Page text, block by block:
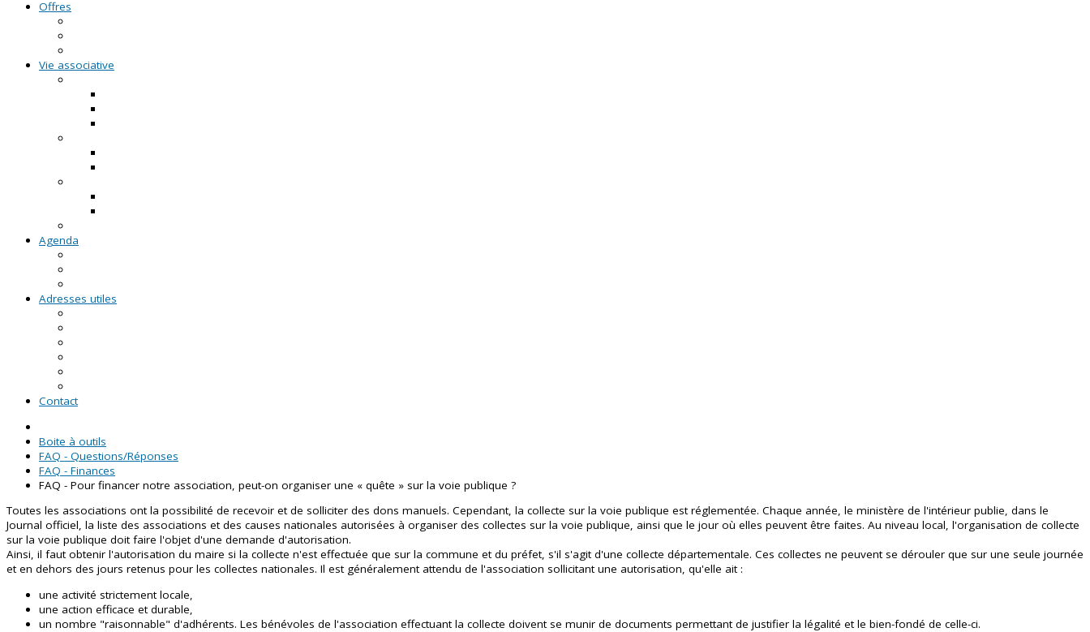
Offres
Vie associative
Agenda
Adresses utiles
Contact
Boite à outils
FAQ - Questions/Réponses
FAQ - Finances
FAQ - Pour financer notre association, peut-on organiser une « quête » sur la voie publique ?
Toutes les associations ont la possibilité de recevoir et de solliciter des dons manuels. Cependant, la collecte sur la voie publique est réglementée. Chaque année, le ministère de l'intérieur publie, dans le
Journal officiel, la liste des associations et des causes nationales autorisées à organiser des collectes sur la voie publique, ainsi que le jour où elles peuvent être faites. Au niveau local, l'organisation de collecte
sur la voie publique doit faire l'objet d'une demande d'autorisation.
Ainsi, il faut obtenir l'autorisation du maire si la collecte n'est effectuée que sur la commune et du préfet, s'il s'agit d'une collecte départementale. Ces collectes ne peuvent se dérouler que sur une seule journée
et en dehors des jours retenus pour les collectes nationales. Il est généralement attendu de l'association sollicitant une autorisation, qu'elle ait :
une activité strictement locale,
une action efficace et durable,
un nombre "raisonnable" d'adhérents. Les bénévoles de l'association effectuant la collecte doivent se munir de documents permettant de justifier la légalité et le bien-fondé de celle-ci.